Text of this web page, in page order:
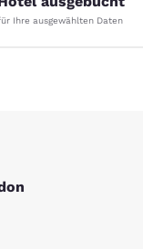
Ihre ausgewählten Daten